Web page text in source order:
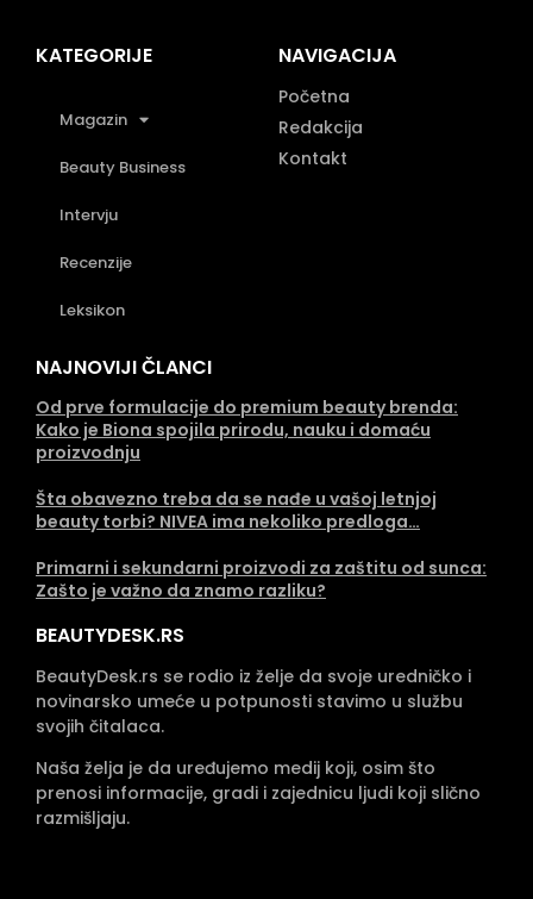
KATEGORIJE
Magazin
Beauty Business
Intervju
Recenzije
Leksikon
NAVIGACIJA
Početna
Redakcija
Kontakt
NAJNOVIJI ČLANCI
Od prve formulacije do premium beauty brenda:
Kako je Biona spojila prirodu, nauku i domaću
proizvodnju
Šta obavezno treba da se nađe u vašoj letnjoj
beauty torbi? NIVEA ima nekoliko predloga…
Primarni i sekundarni proizvodi za zaštitu od sunca:
Zašto je važno da znamo razliku?
BEAUTYDESK.RS
BeautyDesk.rs se rodio iz želje da svoje uredničko i
novinarsko umeće u potpunosti stavimo u službu
svojih čitalaca.
Naša želja je da uređujemo medij koji, osim što
prenosi informacije, gradi i zajednicu ljudi koji slično
razmišljaju.